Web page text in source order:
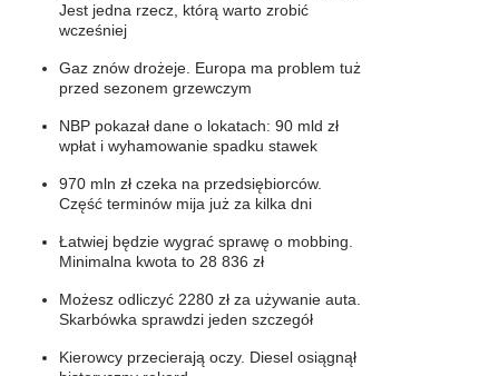
Jest jedna rzecz, którą warto zrobić
wcześniej
Gaz znów drożeje. Europa ma problem tuż
przed sezonem grzewczym
NBP pokazał dane o lokatach: 90 mld zł
wpłat i wyhamowanie spadku stawek
970 mln zł czeka na przedsiębiorców.
Część terminów mija już za kilka dni
Łatwiej będzie wygrać sprawę o mobbing.
Minimalna kwota to 28 836 zł
Możesz odliczyć 2280 zł za używanie auta.
Skarbówka sprawdzi jeden szczegół
Kierowcy przecierają oczy. Diesel osiągnął